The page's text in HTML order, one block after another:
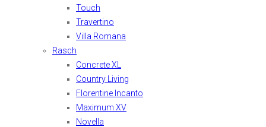
Touch
Travertino
Villa Romana
Rasch
Concrete XL
Country Living
Florentine Incanto
Maximum XV
Novella